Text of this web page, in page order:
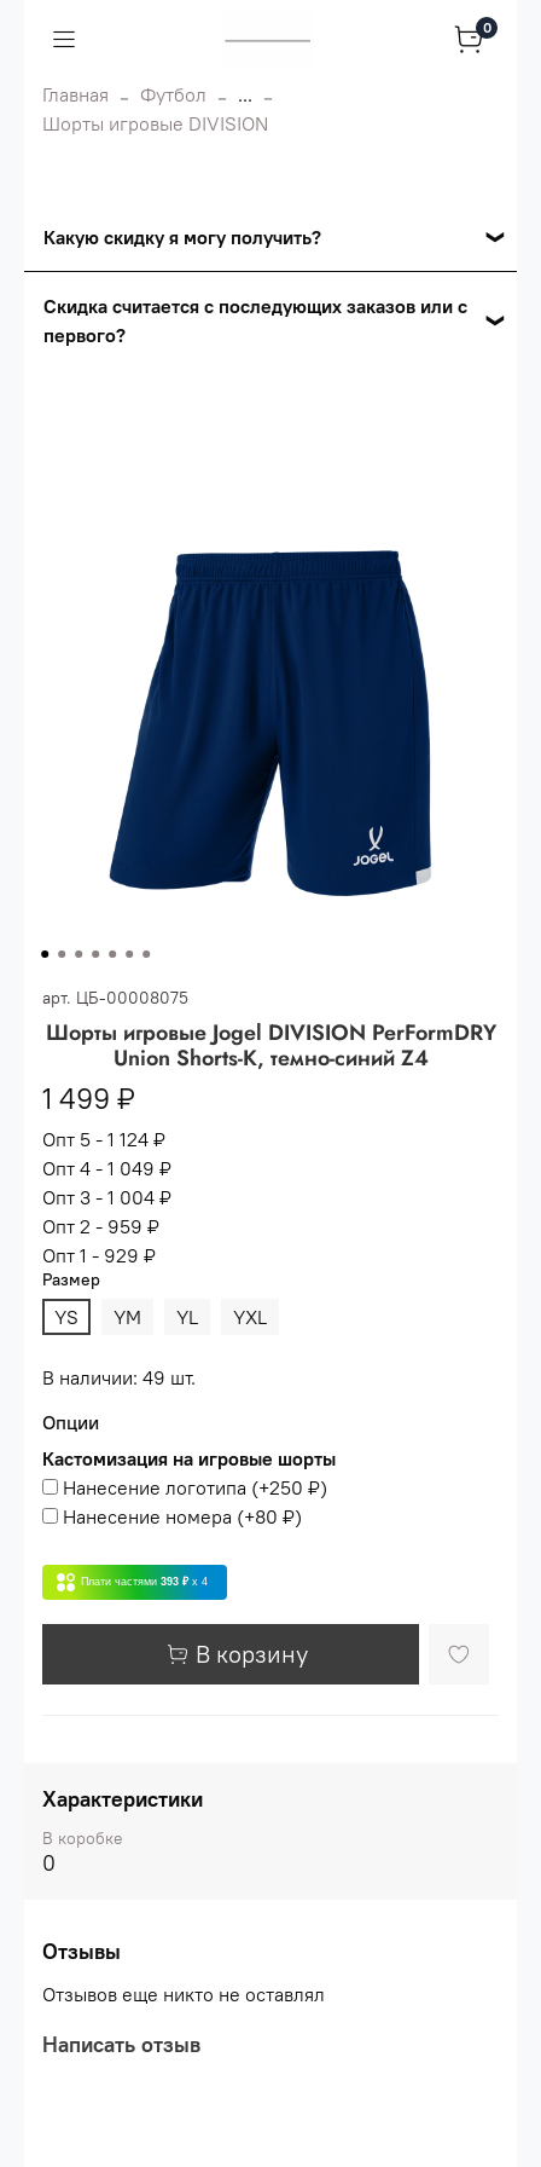
0
Главная Футбол
...
Шорты игровые DIVISION
Какую скидку я могу получить?
Сумма скидки зависит от стоимости вашего
30.000 рублей.
(33%)- сумма всех заказов за 6 месяцев
(36%)
- сумма всех заказов за 6 месяцев
(38%) -
сумма всех заказов за 6 месяцев -
400.000 рублей.
Скидка считается с последующих заказов или с
первого?
арт. ЦБ-00008075
Шорты игровые Jogel DIVISION PerFormDRY
Union Shorts-K, темно-синий Z4
1 499 ₽
Опт 5 - 1 124 ₽
Опт 4 - 1 049 ₽
Опт 3 - 1 004 ₽
Опт 2 - 959 ₽
Опт 1 - 929 ₽
Размер
YS YM YL YXL
В наличии: 49 шт.
Опции
Кастомизация на игровые шорты
Нанесение логотипа (+250 ₽)
Нанесение номера (+80 ₽)
Плати частями 393 ₽ x 4
В корзину
Характеристики
В коробке
0
Отзывы
Отзывов еще никто не оставлял
Написать отзыв